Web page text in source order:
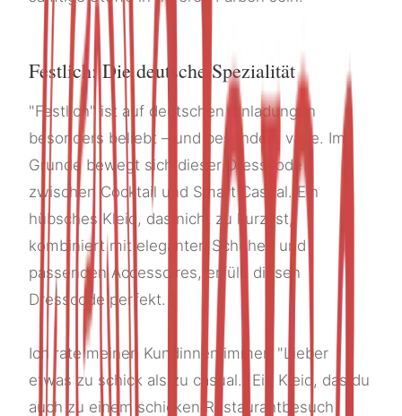
Festlich: Die deutsche Spezialität
"Festlich" ist auf deutschen Einladungen
besonders beliebt – und besonders vage. Im
Grunde bewegt sich dieser Dresscode
zwischen Cocktail und Smart Casual. Ein
hübsches Kleid, das nicht zu kurz ist,
kombiniert mit eleganten Schuhen und
passenden Accessoires, erfüllt diesen
Dresscode perfekt.
Ich rate meinen Kundinnen immer: "Lieber
etwas zu schick als zu casual." Ein Kleid, das du
auch zu einem schicken Restaurantbesuch